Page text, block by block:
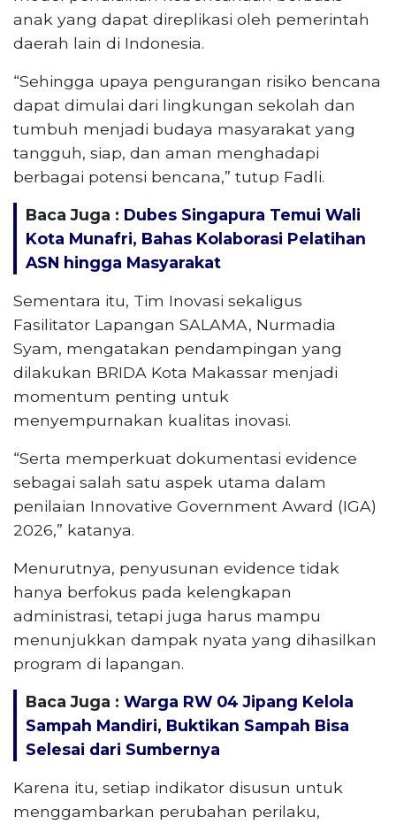
anak yang dapat direplikasi oleh pemerintah
daerah lain di Indonesia.
“Sehingga upaya pengurangan risiko bencana
dapat dimulai dari lingkungan sekolah dan
tumbuh menjadi budaya masyarakat yang
tangguh, siap, dan aman menghadapi
berbagai potensi bencana,” tutup Fadli.
Baca Juga : Dubes Singapura Temui Wali
Kota Munafri, Bahas Kolaborasi Pelatihan
ASN hingga Masyarakat
Sementara itu, Tim Inovasi sekaligus
Fasilitator Lapangan SALAMA, Nurmadia
Syam, mengatakan pendampingan yang
dilakukan BRIDA Kota Makassar menjadi
momentum penting untuk
menyempurnakan kualitas inovasi.
“Serta memperkuat dokumentasi evidence
sebagai salah satu aspek utama dalam
penilaian Innovative Government Award (IGA)
2026,” katanya.
Menurutnya, penyusunan evidence tidak
hanya berfokus pada kelengkapan
administrasi, tetapi juga harus mampu
menunjukkan dampak nyata yang dihasilkan
program di lapangan.
Baca Juga : Warga RW 04 Jipang Kelola
Sampah Mandiri, Buktikan Sampah Bisa
Selesai dari Sumbernya
Karena itu, setiap indikator disusun untuk
menggambarkan perubahan perilaku,